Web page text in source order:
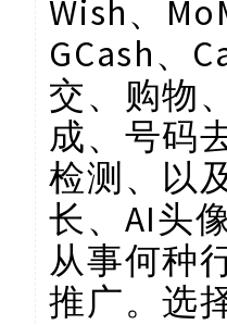
Wish、
GCash、
交、购物
成、号码
检测、以
长、AI头
从事何种
推广。选